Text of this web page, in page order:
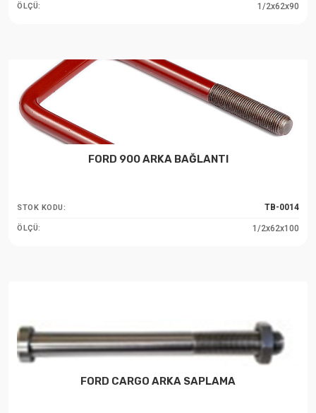
ÖLÇÜ: 1/2x62x90
FORD 900 ARKA BAĞLANTI
STOK KODU: TB-0014
ÖLÇÜ: 1/2x62x100
FORD CARGO ARKA SAPLAMA